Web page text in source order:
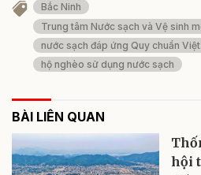
Bắc Ninh
Trung tâm Nước sạch và Vệ sinh
nước sạch đáp ứng Quy chuẩn
hộ nghèo sử dụng nước sạch
BÀI LIÊN QUAN
hội